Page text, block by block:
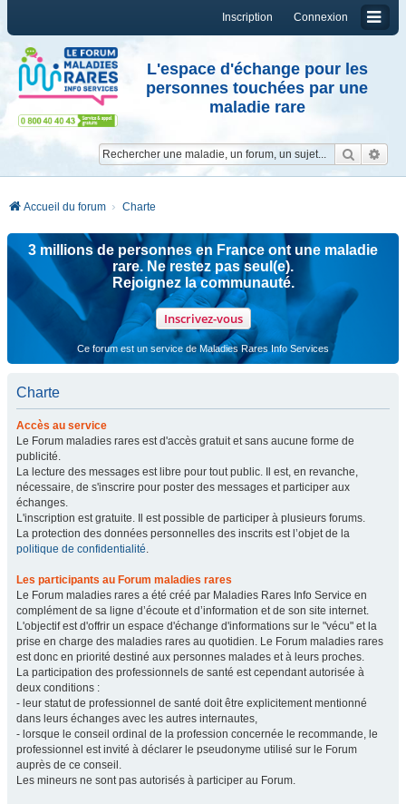
Connexion
Inscription
L'espace d'échange pour les
personnes touchées par une
maladie rare
Accueil du forum Charte
3 millions de personnes en France ont une maladie
rare. Ne restez pas seul(e).
Rejoignez la communauté.
Inscrivez-vous
Ce forum est un service de Maladies Rares Info Services
Charte
Accès au service
Le Forum maladies rares est d'accès gratuit et sans aucune forme de
publicité.
La lecture des messages est libre pour tout public. Il est, en revanche,
nécessaire, de s'inscrire pour poster des messages et participer aux
échanges.
L'inscription est gratuite. Il est possible de participer à plusieurs forums.
La protection des données personnelles des inscrits est l’objet de la
politique de confidentialité.
Les participants au Forum maladies rares
Le Forum maladies rares a été créé par Maladies Rares Info Service en
complément de sa ligne d’écoute et d’information et de son site internet.
L'objectif est d'offrir un espace d'échange d'informations sur le "vécu" et la
prise en charge des maladies rares au quotidien. Le Forum maladies rares
est donc en priorité destiné aux personnes malades et à leurs proches.
La participation des professionnels de santé est cependant autorisée à
deux conditions :
- leur statut de professionnel de santé doit être explicitement mentionné
dans leurs échanges avec les autres internautes,
- lorsque le conseil ordinal de la profession concernée le recommande, le
professionnel est invité à déclarer le pseudonyme utilisé sur le Forum
auprès de ce conseil.
Les mineurs ne sont pas autorisés à participer au Forum.